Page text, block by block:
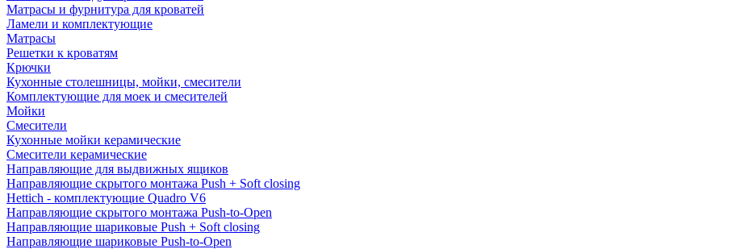
Матрасы и фурнитура для кроватей
Ламели и комплектующие
Матрасы
Решетки к кроватям
Крючки
Кухонные столешницы, мойки, смесители
Комплектующие для моек и смесителей
Мойки
Смесители
Кухонные мойки керамические
Смесители керамические
Направляющие для выдвижных ящиков
Направляющие скрытого монтажа Push + Soft closing
Hettich - комплектующие Quadro V6
Направляющие скрытого монтажа Push-to-Open
Направляющие шариковые Push + Soft closing
Направляющие шариковые Push-to-Open